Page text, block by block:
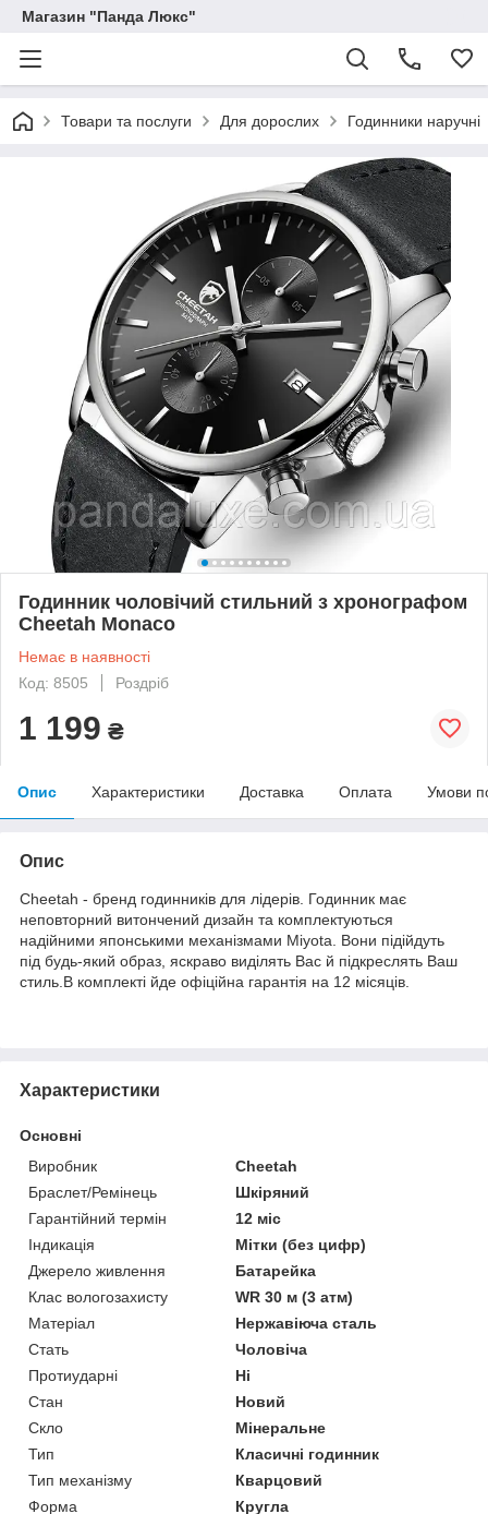
Магазин "Панда Люкс"
Товари та послуги Для дорослих Годинники наручні
Годинник чоловічий стильний з хронографом
Cheetah Monaco
Немає в наявності
Код: 8505
Роздріб
1 199 ₴
Опис Характеристики Доставка Оплата Умови
Опис
Cheetah - бренд годинників для лідерів. Годинник має
неповторний витончений дизайн та комплектуються
надійними японськими механізмами Miyota. Вони підійдуть
під будь-який образ, яскраво виділять Вас й підкреслять Ваш
стиль.В комплекті йде офіційна гарантія на 12 місяців.
Характеристики
Основні
Виробник
Cheetah
Браслет/Ремінець
Шкіряний
Гарантійний термін
12 міс
Індикація
Мітки (без цифр)
Джерело живлення
Батарейка
Клас вологозахисту
WR 30 м (3 атм)
Матеріал
Нержавіюча сталь
Стать
Чоловіча
Протиударні
Ні
Стан
Новий
Скло
Мінеральне
Тип
Класичні годинник
Тип механізму
Кварцовий
Форма
Кругла